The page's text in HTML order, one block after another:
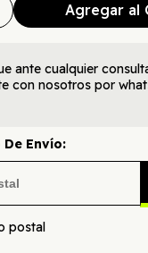
Agregar al
ante cualquier
con nosotros por
De Envío:
postal